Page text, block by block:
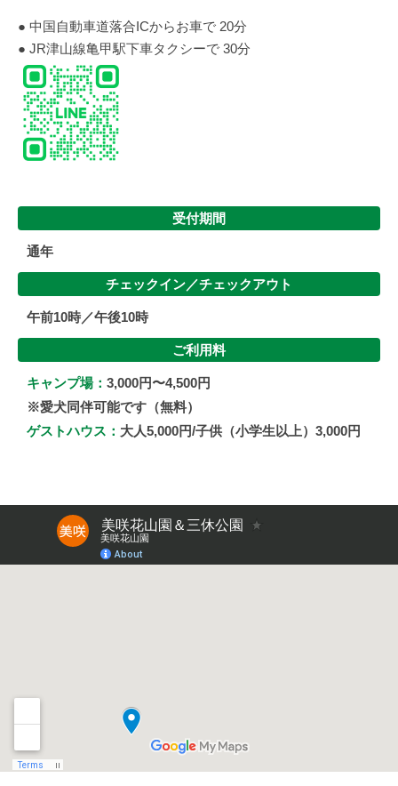
● 中国自動車道落合ICからお車で 20分
● JR津山線亀甲駅下車タクシーで 30分
受付期間
通年
チェックイン／チェックアウト
午前10時／午後10時
ご利用料
キャンプ場： 3,000円〜4,500円
※愛犬同伴可能です（無料）
ゲストハウス： 大人5,000円/子供（小学生以上）3,000円